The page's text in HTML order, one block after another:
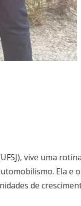
vive uma
Ela e
de